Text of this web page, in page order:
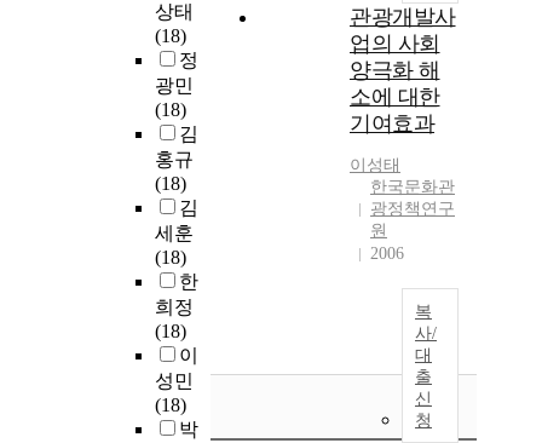
상태
(18)
정
광민
(18)
김
홍규
(18)
김
세훈
(18)
한
희정
(18)
이
성민
(18)
박
관광개발사
업의 사회
양극화 해
소에 대한
기여효과
이성태
한국문화관
광정책연구
원
2006
복
사/
대
출
신
청